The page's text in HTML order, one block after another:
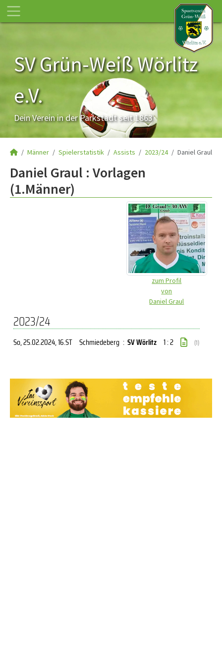
SV Grün-Weiß Wörlitz
e.V.
Dein Verein in der Parkstadt seit 1863
Männer Spielerstatistik Assists 2023/24 Daniel Graul
Daniel Graul : Vorlagen
(1.Männer)
zum Profil
von
Daniel Graul
2023/24
So, 25.02.2024, 16.ST Schmiedeberg : SV Wörlitz 1 : 2 (1)